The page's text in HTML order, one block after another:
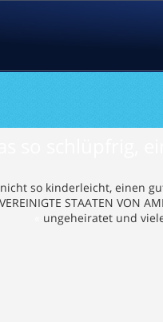
so kinderleicht, einen
STAATEN VON
ungeheiratet und